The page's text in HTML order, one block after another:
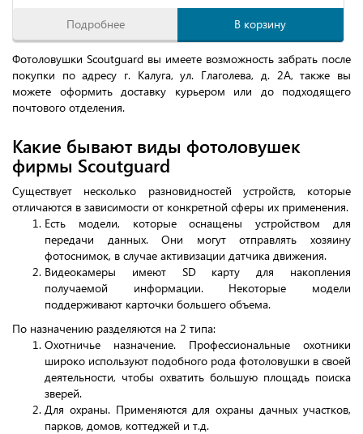
Фотоловушки Scoutguard вы имеете возможность забрать после
покупки по адресу г. Калуга, ул. Глаголева, д. 2А, также вы
можете оформить доставку курьером или до подходящего
почтового отделения.
Подробнее В корзину
Какие бывают виды фотоловушек
фирмы Scoutguard
Существует несколько разновидностей устройств, которые
отличаются в зависимости от конкретной сферы их применения.
Есть модели, которые оснащены устройством для
передачи данных. Они могут отправлять хозяину
фотоснимок, в случае активизации датчика движения.
Видеокамеры имеют SD карту для накопления
получаемой информации. Некоторые модели
поддерживают карточки большего объема.
По назначению разделяются на 2 типа:
Охотничье назначение. Профессиональные охотники
широко используют подобного рода фотоловушки в своей
деятельности, чтобы охватить большую площадь поиска
зверей.
Для охраны. Применяются для охраны дачных участков,
парков, домов, коттеджей и т.д.